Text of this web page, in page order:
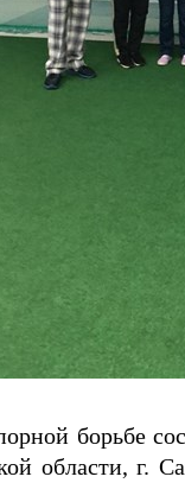
борьбе
области, г.